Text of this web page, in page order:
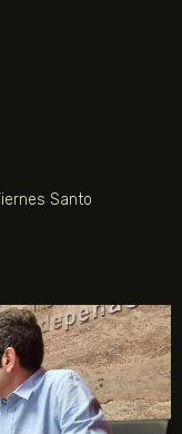
Santo